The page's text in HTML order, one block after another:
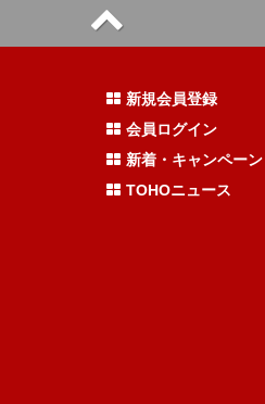
新規会員登録
会員ログイン
新着・キャンペーン
TOHOニュース